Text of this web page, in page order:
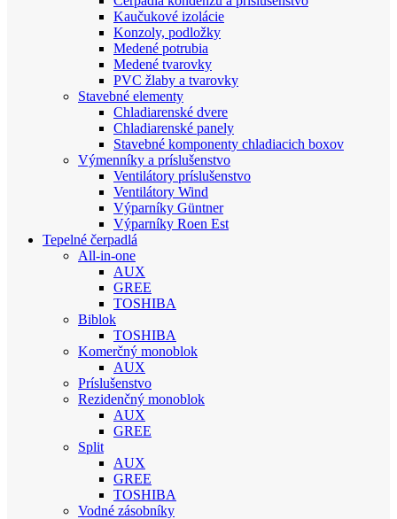
Kaučukové izolácie
Konzoly, podložky
Medené potrubia
Medené tvarovky
PVC žlaby a tvarovky
Stavebné elementy
Chladiarenské dvere
Chladiarenské panely
Stavebné komponenty chladiacich boxov
Výmenníky a príslušenstvo
Ventilátory príslušenstvo
Ventilátory Wind
Výparníky Güntner
Výparníky Roen Est
Tepelné čerpadlá
All-in-one
AUX
GREE
TOSHIBA
Biblok
TOSHIBA
Komerčný monoblok
AUX
Príslušenstvo
Rezidenčný monoblok
AUX
GREE
Split
AUX
GREE
TOSHIBA
Vodné zásobníky